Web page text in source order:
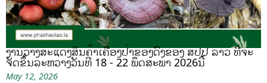
ງານວາງສະແດງສິນຄ້າເຄື່ອງປ່າຂອງດົງຂອງ ສປປ ລາວ ທີ່ຈະ
ຈັດຂຶ້ນລະຫວ່າງວັນທີ 18 - 22 ພຶດສະພາ 2026ນີ້
May 12, 2026